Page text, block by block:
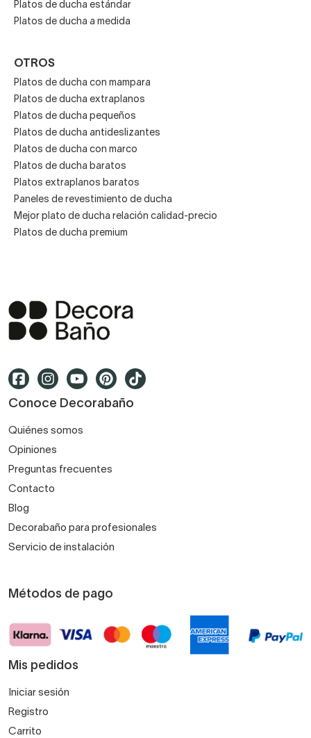
Platos de ducha estándar
Platos de ducha a medida
OTROS
Platos de ducha con mampara
Platos de ducha extraplanos
Platos de ducha pequeños
Platos de ducha antideslizantes
Platos de ducha con marco
Platos de ducha baratos
Platos extraplanos baratos
Paneles de revestimiento de ducha
Mejor plato de ducha relación calidad-precio
Platos de ducha premium
Conoce Decorabaño
Quiénes somos
Opiniones
Preguntas frecuentes
Contacto
Blog
Decorabaño para profesionales
Servicio de instalación
Métodos de pago
Mis pedidos
Iniciar sesión
Registro
Carrito